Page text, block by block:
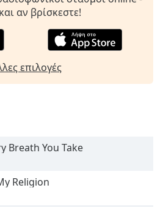
αν βρίσκεστε!
επιλογές
Breath You Take
Religion